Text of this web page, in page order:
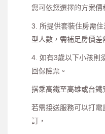
您可依您選擇的方案價
3. 所提供套裝住房需
型人數，需補足房價差
4. 如有3歲以下小孩則
回保險票。
搭乘高鐵至高雄或台鐵
若需接送服務可以打
訂，